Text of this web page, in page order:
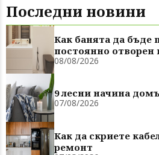
Последни новини
Как банята да бъде
постоянно отворен
08/08/2026
9 лесни начина
07/08/2026
Как да скриете
ремонт